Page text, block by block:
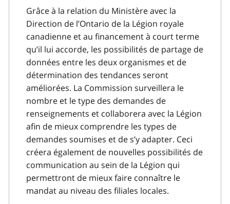
Grâce à la relation du Ministère avec la
Direction de l’Ontario de la Légion royale
canadienne et au financement à court terme
qu’il lui accorde, les possibilités de partage de
données entre les deux organismes et de
détermination des tendances seront
améliorées. La Commission surveillera le
nombre et le type des demandes de
renseignements et collaborera avec la Légion
afin de mieux comprendre les types de
demandes soumises et de s’y adapter. Ceci
créera également de nouvelles possibilités de
communication au sein de la Légion qui
permettront de mieux faire connaître le
mandat au niveau des filiales locales.